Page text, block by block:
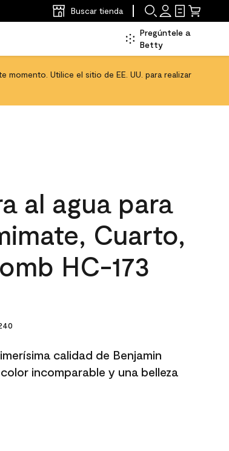
Buscar tienda
Pregúntele a
Betty
Utilice el sitio de EE. UU. para realizar
al agua para
Cuarto,
HC-173
calidad de Benjamin
incomparable y una belleza